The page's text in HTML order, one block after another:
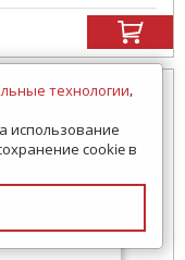
технологии,
использование
cookie в